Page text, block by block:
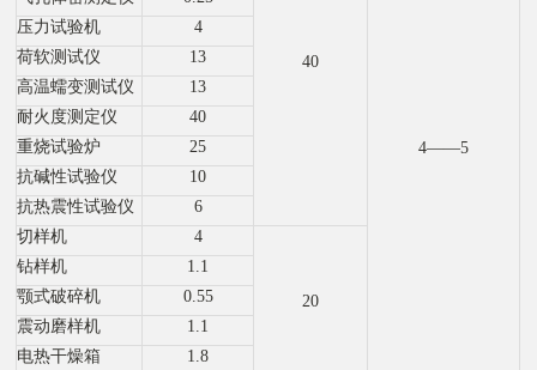
40
4——5
压力试验机
4
荷软测试仪
13
高温蠕变测试仪
13
耐火度测定仪
40
重烧试验炉
25
抗碱性试验仪
10
抗热震性试验仪
6
切样机
4
20
钻样机
1.1
颚式破碎机
0.55
震动磨样机
1.1
电热干燥箱
1.8